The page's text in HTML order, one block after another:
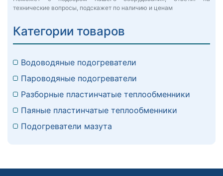
технические вопросы, подскажет по наличию и ценам
Категории товаров
Водоводяные подогреватели
Пароводяные подогреватели
Разборные пластинчатые теплообменники
Паяные пластинчатые теплообменники
Подогреватели мазута